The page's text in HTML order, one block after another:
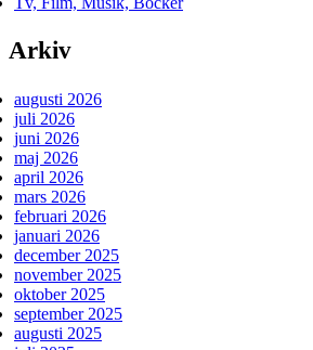
Arkiv
augusti 2026
juli 2026
juni 2026
maj 2026
april 2026
mars 2026
februari 2026
januari 2026
december 2025
november 2025
oktober 2025
september 2025
augusti 2025